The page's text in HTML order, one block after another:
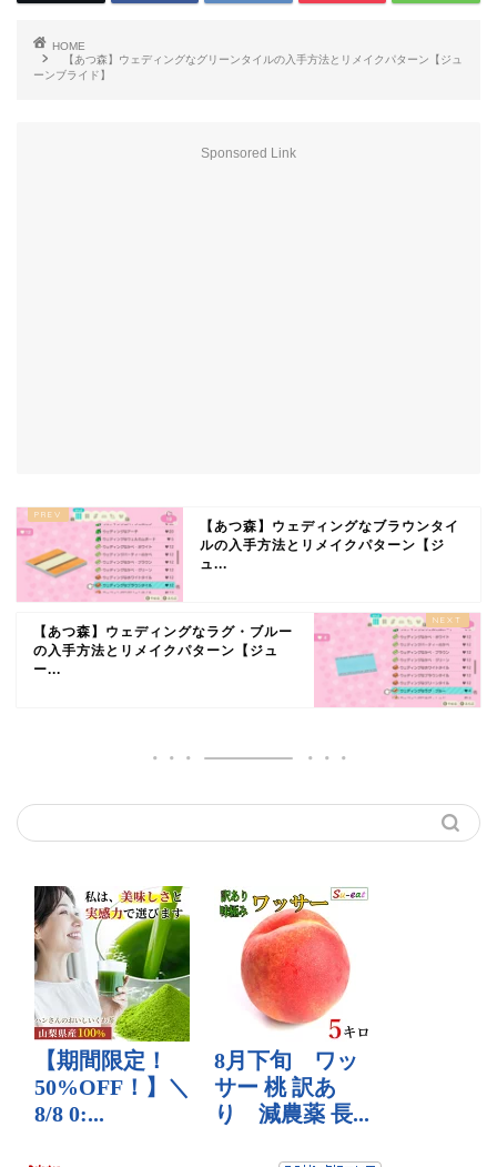
HOME
【あつ森】ウェディングなグリーンタイルの入手方法とリメイクパターン【ジュ
ーンブライド】
Sponsored Link
【あつ森】ウェディングなブラウンタイ
ルの入手方法とリメイクパターン【ジ
ュ...
【あつ森】ウェディングなラグ・ブルー
の入手方法とリメイクパターン【ジュ
ー...